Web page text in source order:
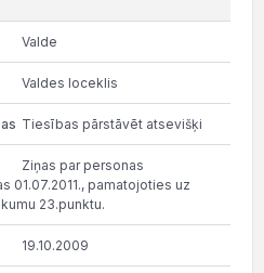
Valde
Valdes loceklis
Tiesības pārstāvēt atsevišķi
Ziņas par personas
01.07.2011., pamatojoties uz
23.punktu.
19.10.2009